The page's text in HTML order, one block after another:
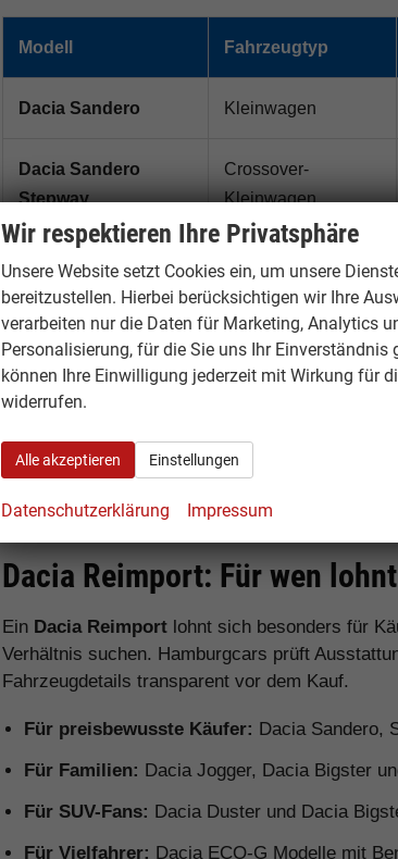
Modell Fahrzeugtyp
Dacia Sandero Kleinwagen
Dacia Sandero
Stepway
Crossover-
Kleinwagen
Dacia Bigster Familien-SUV
Dacia Jogger
Familienauto / 7-
Sitzer
Dacia Reimport: Für wen
Ein Dacia Reimport lohnt sich besonders für
Verhältnis suchen. Hamburgcars prüft
Fahrzeugdetails transparent vor dem Kauf.
Für preisbewusste Käufer: Dacia Sandero,
Für Familien: Dacia Jogger, Dacia Bigster
Für SUV-Fans: Dacia Duster und Dacia
Für Vielfahrer: Dacia ECO-G Modelle mit
Wir respektieren Ihre Privatsphäre
Unsere Website setzt Cookies ein, um unsere
bereitzustellen. Hierbei berücksichtigen wir Ihre
verarbeiten nur die Daten für Marketing, Analytics
Personalisierung, für die Sie uns Ihr Einverständnis
können Ihre Einwilligung jederzeit mit Wirkung für
widerrufen.
Alle akzeptieren Einstellungen
Datenschutzerklärung Impressum